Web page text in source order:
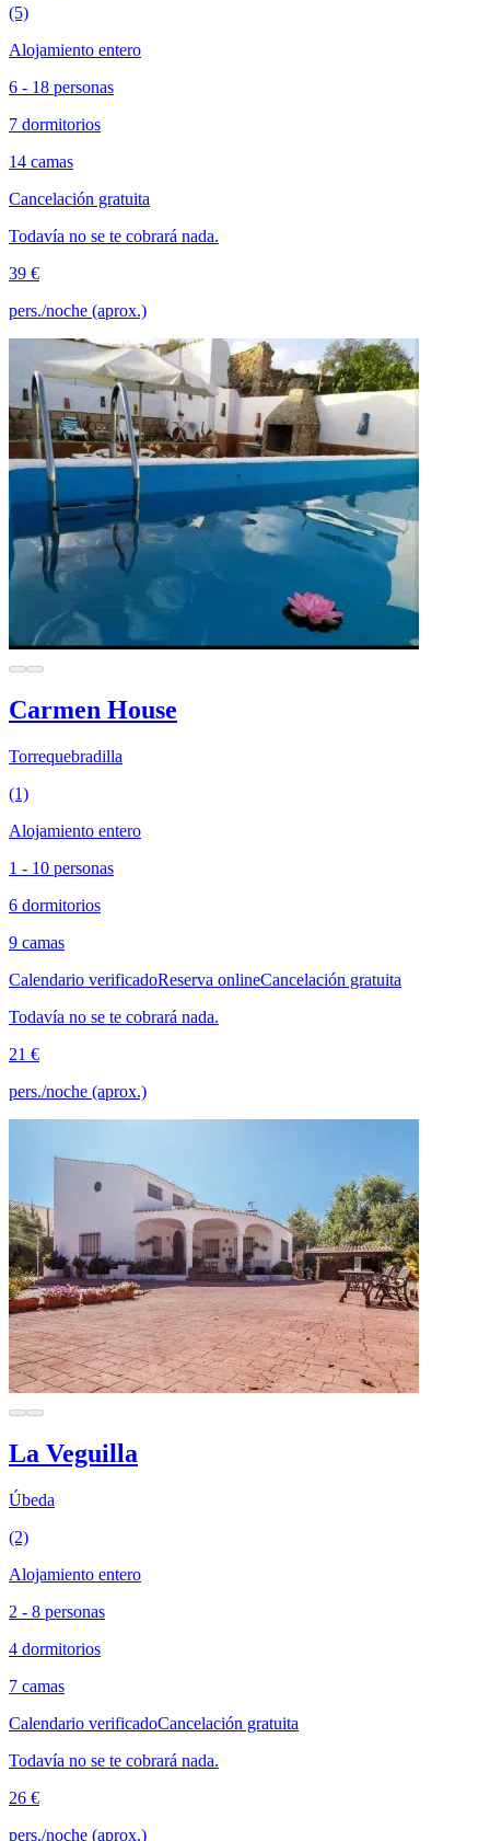
(5)
Alojamiento entero
6 - 18 personas
7 dormitorios
14 camas
Cancelación gratuita
Todavía no se te cobrará nada.
39 €
pers./noche (aprox.)
Carmen House
Torrequebradilla
(1)
Alojamiento entero
1 - 10 personas
6 dormitorios
9 camas
Calendario verificadoReserva onlineCancelación gratuita
Todavía no se te cobrará nada.
21 €
pers./noche (aprox.)
La Veguilla
Úbeda
(2)
Alojamiento entero
2 - 8 personas
4 dormitorios
7 camas
Calendario verificadoCancelación gratuita
Todavía no se te cobrará nada.
26 €
pers./noche (aprox.)